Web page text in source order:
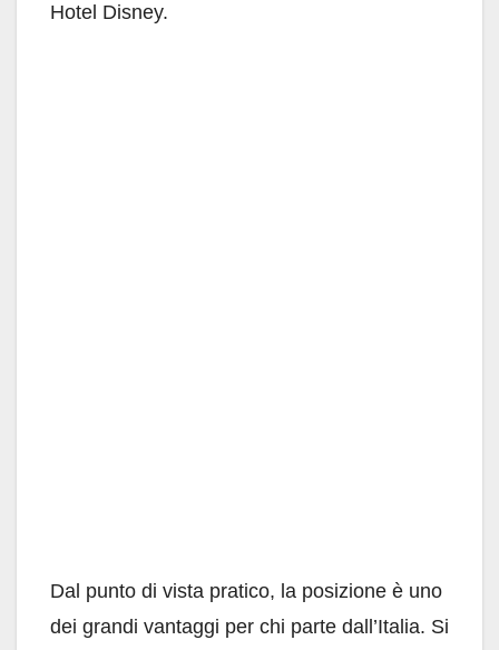
Hotel Disney.
Dal punto di vista pratico, la posizione è uno
dei grandi vantaggi per chi parte dall’Italia. Si